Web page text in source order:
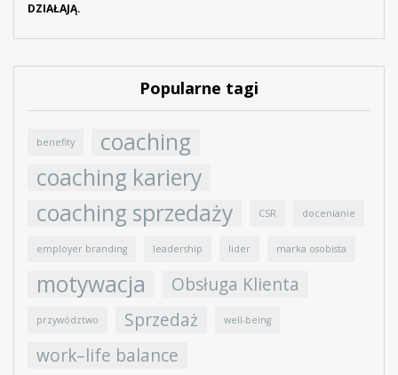
Popularne tagi
benefity
coaching
coaching kariery
coaching sprzedaży
CSR docenianie
employer branding leadership lider marka osobista
motywacja Obsługa Klienta
przywództwo Sprzedaż well-being
work–life balance